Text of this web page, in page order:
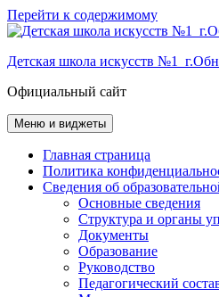
Перейти к содержимому
Детская школа искусств №1
Официальный сайт
Меню и виджеты
Главная страница
Политика
Сведения об
Основные сведения
Структура и органы
Документы
Образование
Руководство
Педагогический